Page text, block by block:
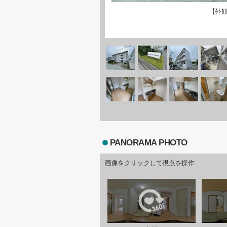
【外
PANORAMA PHOTO
画像をクリックして視点を操作